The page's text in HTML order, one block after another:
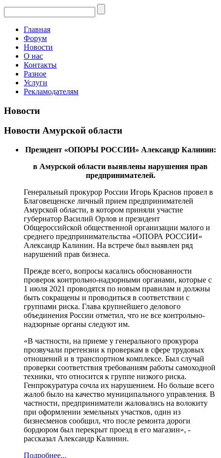
Главная
Форум
Новости
О нас
Контакты
Разное
Услуги
Рекламодателям
Новости
Новости Амурской области
Президент «ОПОРЫ РОССИИ» Александр Калинин:
в Амурской области выявлены нарушения прав
предпринимателей.
Генеральный прокурор России Игорь Краснов провел в
Благовещенске личный прием предпринимателей
Амурской области, в котором приняли участие
губернатор Василий Орлов и президент
Общероссийской общественной организации малого и
среднего предпринимательства «ОПОРА РОССИИ»
Александр Калинин. На встрече был выявлен ряд
нарушений прав бизнеса.
Прежде всего, вопросы касались обоснованности
проверок контрольно-надзорными органами, которые с
1 июля 2021 проводятся по новым правилам и должны
быть сокращены и проводиться в соответствии с
группами риска. Глава крупнейшего делового
объединения России отметил, что не все контрольно-
надзорные органы следуют им.
«В частности, на приеме у генерального прокурора
прозвучали претензии к проверкам в сфере трудовых
отношений и в транспортном комплексе. Был случай
проверки соответствия требованиям работы самоходной
техники, что относится к группе низкого риска.
Генпрокуратура сочла их нарушением. Но больше всего
жалоб было на качество муниципального управления. В
частности, предприниматели жаловались на волокиту
при оформлении земельных участков, один из
бизнесменов сообщил, что после ремонта дороги
бордюром был перекрыт проезд в его магазин», -
рассказал Александр Калинин.
Подробнее...